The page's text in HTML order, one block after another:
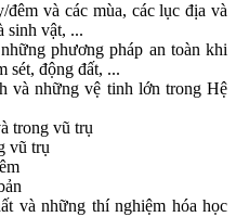
và các mùa, các lục địa và
sinh vật, ...
phương pháp an toàn khi
sét, động đất, ...
và những vệ tinh lớn trong Hệ
trong vũ trụ
vũ trụ
và những thí nghiệm hóa học